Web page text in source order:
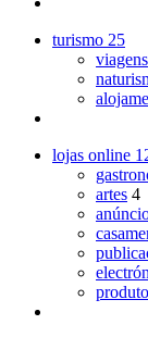
turismo 25
viagens
lojas online
artes 4